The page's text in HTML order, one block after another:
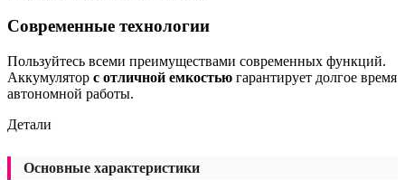
Современные технологии
Пользуйтесь всеми преимуществами современных функций.
Аккумулятор с отличной емкостью гарантирует долгое время
автономной работы.
Детали
Основные характеристики